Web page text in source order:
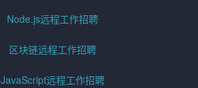
Node.js远程工作招聘
区块链远程工作招聘
JavaScript远程工作招聘